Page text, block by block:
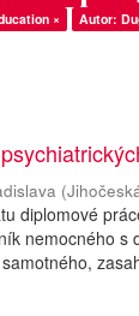
× Autor:
(
diplomové
nemocného s